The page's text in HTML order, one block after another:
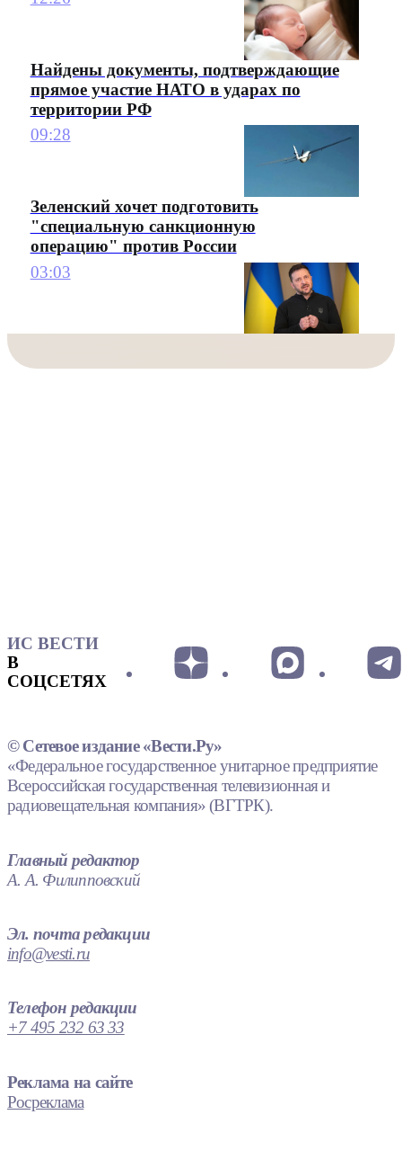
Найдены документы, подтверждающие
прямое участие НАТО в ударах по
территории РФ
09:28
Зеленский хочет подготовить
"специальную санкционную
операцию" против России
03:03
ИС ВЕСТИ
В
СОЦСЕТЯХ
© Сетевое издание «Вести.Ру»
«Федеральное государственное унитарное предприятие
Всероссийская государственная телевизионная и
радиовещательная компания» (ВГТРК).
Главный редактор
А. А. Филипповский
Эл. почта редакции
info@vesti.ru
Телефон редакции
+7 495 232 63 33
Реклама на сайте
Росреклама